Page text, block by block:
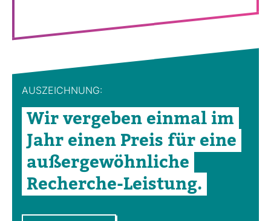
AUS­ZEICH­NUNG:
Wir ver­geben einmal im
Jahr einen Preis für eine
außer­ge­wöhn­liche
Recherche-​Leis­tung.